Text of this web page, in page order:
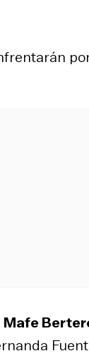
Mafe